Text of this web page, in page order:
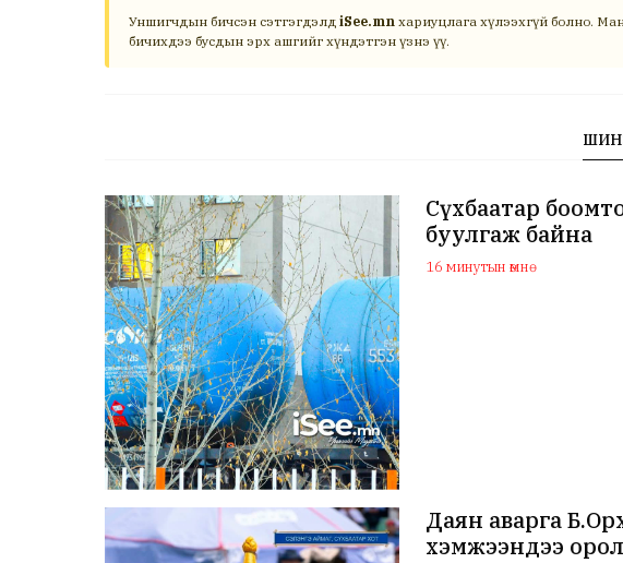
Уншигчдын бичсэн сэтгэгдэлд iSee.mn хариуцлага хүлээхгүй болно.
бичихдээ бусдын эрх ашгийг хүндэтгэн үзнэ үү.
Сүхбаатар
буулгаж байна
16 минутын өмнө
Даян аварга
хэмжээндээ